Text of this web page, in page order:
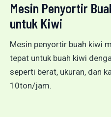
Mesin Penyortir
untuk Kiwi
Mesin penyortir buah kiwi
tepat untuk buah kiwi
seperti berat, ukuran, dan
10ton/jam.